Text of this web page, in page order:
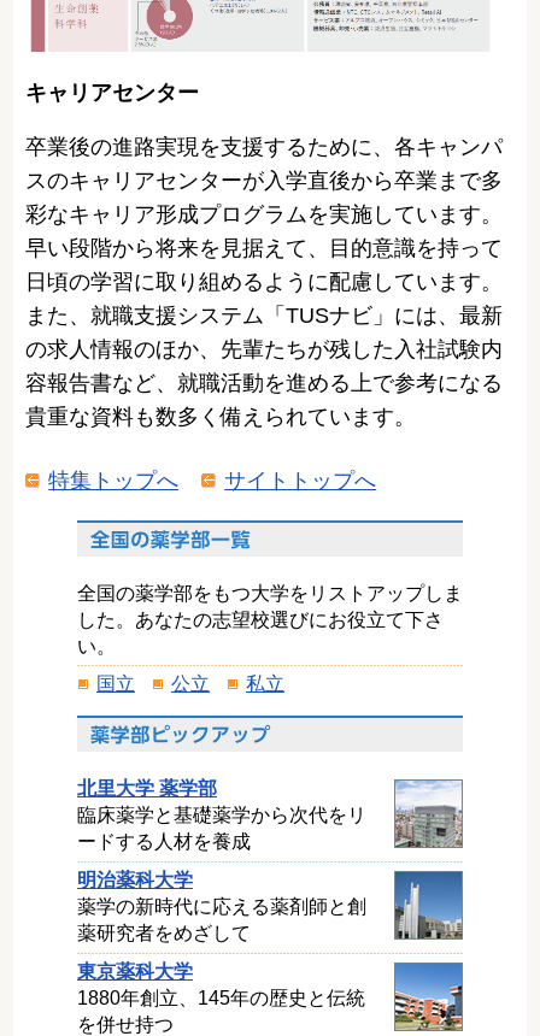
キャリアセンター
卒業後の進路実現を支援するために、各キャンパ
スのキャリアセンターが入学直後から卒業まで多
彩なキャリア形成プログラムを実施しています。
早い段階から将来を見据えて、目的意識を持って
日頃の学習に取り組めるように配慮しています。
また、就職支援システム「TUSナビ」には、最新
の求人情報のほか、先輩たちが残した入社試験内
容報告書など、就職活動を進める上で参考になる
貴重な資料も数多く備えられています。
特集トップへ サイトトップへ
全国の薬学部をもつ大学をリストアップしま
した。あなたの志望校選びにお役立て下さ
い。
国立
公立 私立
北里大学 薬学部
臨床薬学と基礎薬学から次代をリ
ードする人材を養成
明治薬科大学
薬学の新時代に応える薬剤師と創
薬研究者をめざして
東京薬科大学
1880年創立、145年の歴史と伝統
を併せ持つ